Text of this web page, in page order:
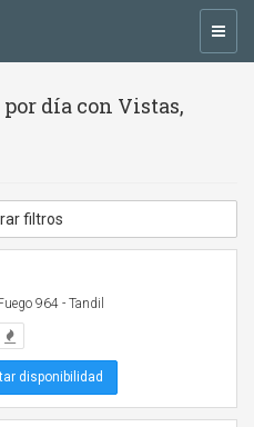
día con Vistas,
filtros
964 - Tandil
disponibilidad